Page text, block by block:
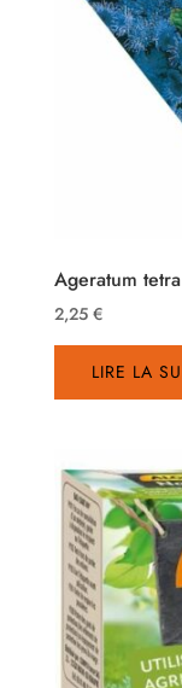
Ageratum
2,25 €
LIRE LA